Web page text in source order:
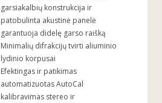
garsiakalbių konstrukcija ir
patobulinta akustinė panelė
garantuoja didelę garso raišką
Minimalių difrakcijų tvirti aliuminio
lydinio korpusai
Efektingas ir patikimas
automatizuotas AutoCal
kalibravimas stereo ir